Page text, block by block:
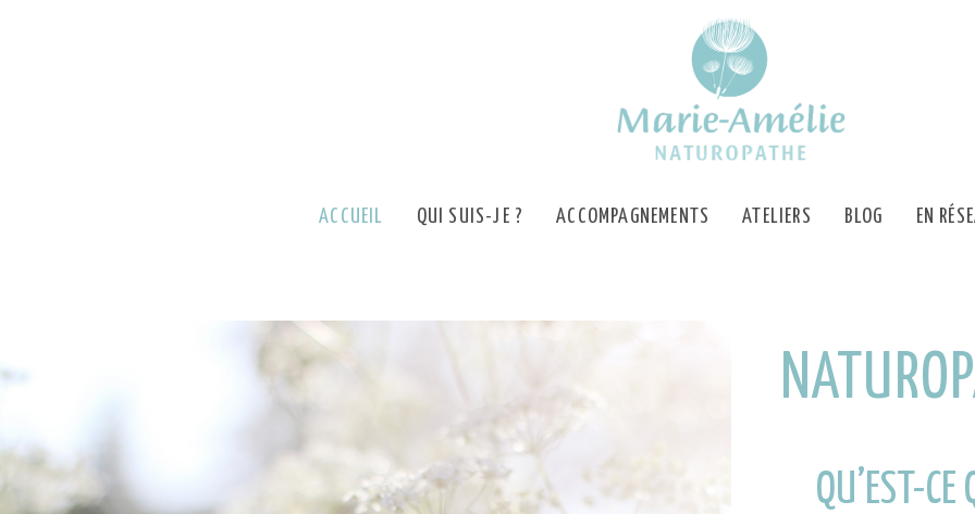
ACCUEIL QUI SUIS-JE ? ACCOMPAGNEMENTS ATELIERS BLOG EN
QU’EST-